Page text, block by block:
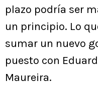
plazo podría ser
un principio. Lo
sumar un nuevo
puesto con
Maureira.